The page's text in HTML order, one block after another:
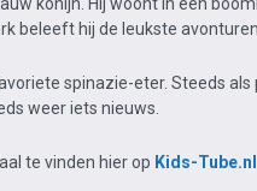
beleeft hij de leukste
spinazie-eter. Steeds
weer iets nieuws.
te vinden hier op Kids-Tube.nl